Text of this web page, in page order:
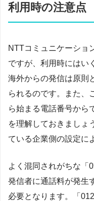
利用時の注意点
NTTコミュニケーショ
ですが、利用時にはい
海外からの発信は原則
られるのです。また、
ら始まる電話番号から
を理解しておきましょ
ている企業側の設定に
よく混同されがちな「
発信者に通話料が発生
必要となります。「